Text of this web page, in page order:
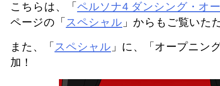
こちらは、「 ペルソナ4 ダンシング・オ
ページの「 スペシャル 」からもご覧いた
また、「 スペシャル 」に、「 オープニン
加！